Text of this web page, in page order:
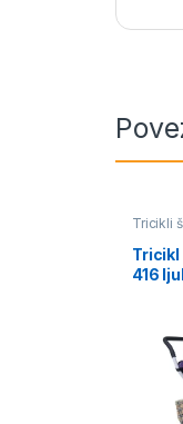
Tricikli
Tricikl
416